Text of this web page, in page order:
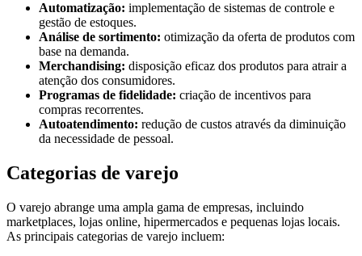
Automatização: implementação de sistemas de controle e
gestão de estoques.
Análise de sortimento: otimização da oferta de produtos com
base na demanda.
Merchandising: disposição eficaz dos produtos para atrair a
atenção dos consumidores.
Programas de fidelidade: criação de incentivos para
compras recorrentes.
Autoatendimento: redução de custos através da diminuição
da necessidade de pessoal.
Categorias de varejo
O varejo abrange uma ampla gama de empresas, incluindo
marketplaces, lojas online, hipermercados e pequenas lojas locais.
As principais categorias de varejo incluem: